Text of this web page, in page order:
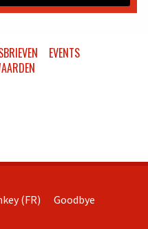
EVENTS
(FR) Goodbye